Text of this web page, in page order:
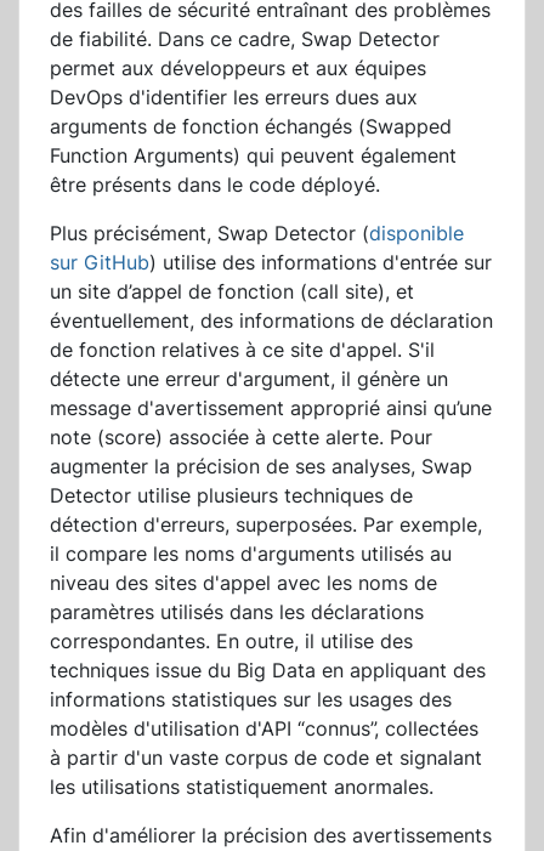
des failles de sécurité entraînant des problèmes
de fiabilité. Dans ce cadre, Swap Detector
permet aux développeurs et aux équipes
DevOps d'identifier les erreurs dues aux
arguments de fonction échangés (Swapped
Function Arguments) qui peuvent également
être présents dans le code déployé.
Plus précisément, Swap Detector (disponible
sur GitHub) utilise des informations d'entrée sur
un site d’appel de fonction (call site), et
éventuellement, des informations de déclaration
de fonction relatives à ce site d'appel. S'il
détecte une erreur d'argument, il génère un
message d'avertissement approprié ainsi qu’une
note (score) associée à cette alerte. Pour
augmenter la précision de ses analyses, Swap
Detector utilise plusieurs techniques de
détection d'erreurs, superposées. Par exemple,
il compare les noms d'arguments utilisés au
niveau des sites d'appel avec les noms de
paramètres utilisés dans les déclarations
correspondantes. En outre, il utilise des
techniques issue du Big Data en appliquant des
informations statistiques sur les usages des
modèles d'utilisation d'API “connus”, collectées
à partir d'un vaste corpus de code et signalant
les utilisations statistiquement anormales.
Afin d'améliorer la précision des avertissements